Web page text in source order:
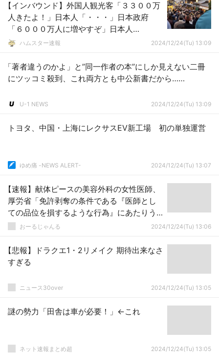
【インバウンド】外国人観光客「３３００万
人きたよ！」日本人「・・・」日本政府
「６０００万人に増やすぞ」日本人
「・・・」
ハムスター速報 2024/12/24(Tu) 13:09
「著者違うのかよ」と”同一作者の本”にしか見えない二冊
にツッコミ殺到、これ両方とも中公新書だから……
U-1 NEWS 2024/12/24(Tu) 13:09
トヨタ、中国・上海にレクサスEV新工場 初の単独運営
ゆめ痛 -NEWS ALERT- 2024/12/24(Tu) 13:07
【速報】献体ピースの美容外科の女性医師、
厚労省「免許剥奪の条件である『医師とし
ての品位を損するような行為』にあたりう
る」きたああ！！！
おーるじゃんる 2024/12/24(Tu) 13:06
【悲報】ドラクエ1・2リメイク 期待出来なさ
すぎる
ニュース30over 2024/12/24(Tu) 13:05
謎の勢力「田舎は車が必要！」←これ
ネット速報まとめ超 2024/12/24(Tu) 13:05